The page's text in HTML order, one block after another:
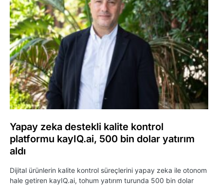
Yapay zeka destekli kalite kontrol
platformu kayIQ.ai, 500 bin dolar yatırım
aldı
Dijital ürünlerin kalite kontrol süreçlerini yapay zeka ile otonom
hale getiren kayIQ.ai, tohum yatırım turunda 500 bin dolar